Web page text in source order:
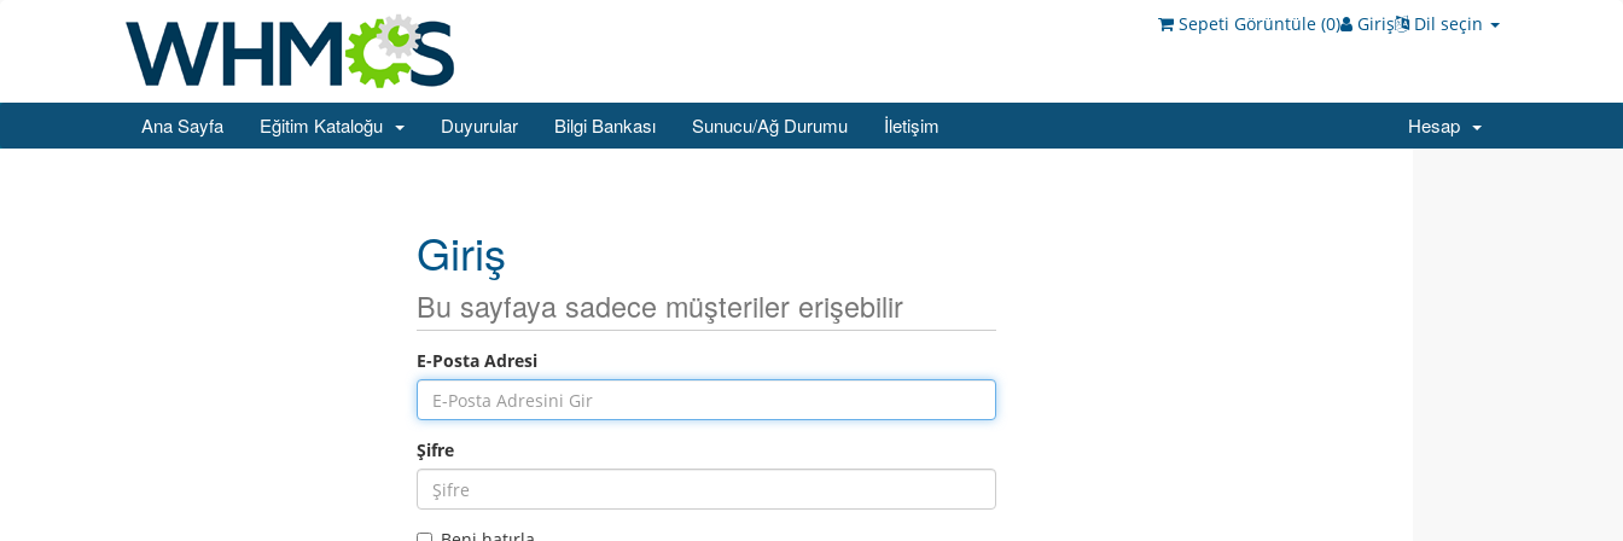
Dil seçin
Giriş
Sepeti Görüntüle (0)
Ana Sayfa Eğitim Kataloğu Duyurular Bilgi Bankası Sunucu/Ağ Durumu İletişim Hesap
Giriş
Bu sayfaya sadece müşteriler erişebilir
E-Posta Adresi
Şifre